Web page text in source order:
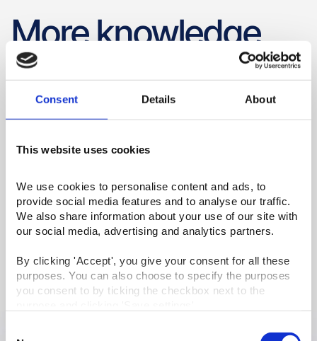
Consent Details About
This website uses cookies
We use cookies to personalise content and ads, to
provide social media features and to analyse our traffic.
We also share information about your use of our site with
our social media, advertising and analytics partners.
By clicking 'Accept', you give your consent for all these
purposes. You can also choose to specify the purposes
you consent to by ticking the checkbox next to the
You may withdraw your consent at any time by clicking
More knowledge
and cases
Automatisering i praksis – fra
USB til effektivitet med ét klik